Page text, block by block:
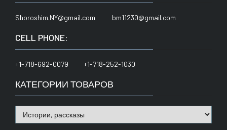
Shoroshim.NY@gmail.com bm11230@gmail.com
CELL PHONE:
+1-718-692-0079 +1-718-252-1030
КАТЕГОРИИ ТОВАРОВ